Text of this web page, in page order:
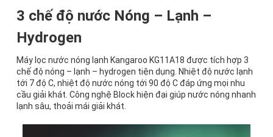
3 chế độ nước Nóng – Lạnh –
Hydrogen
Máy lọc nước nóng lạnh Kangaroo KG11A18 được tích hợp 3
chế độ nóng – lạnh – hydrogen tiện dụng. Nhiệt độ nước lạnh
tới 7 độ C, nhiệt độ nước nóng tới 90 độ C đáp ứng mọi nhu
cầu giải khát. Công nghệ Block hiện đại giúp nước nóng nhanh
lạnh sâu, thoải mái giải khát.